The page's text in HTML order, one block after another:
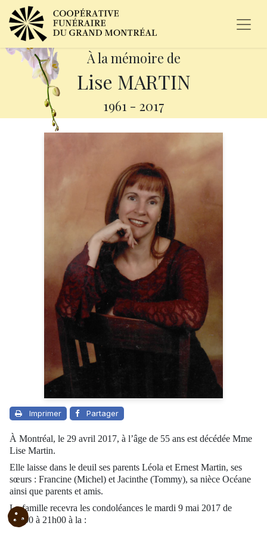
À la mémoire de
Lise MARTIN
1961 - 2017
Imprimer Partager
À Montréal, le 29 avril 2017, à l’âge de 55 ans est décédée Mme
Lise Martin.
Elle laisse dans le deuil ses parents Léola et Ernest Martin, ses
sœurs : Francine (Michel) et Jacinthe (Tommy), sa nièce Océane
ainsi que parents et amis.
La famille recevra les condoléances le mardi 9 mai 2017 de
14h00 à 21h00 à la :